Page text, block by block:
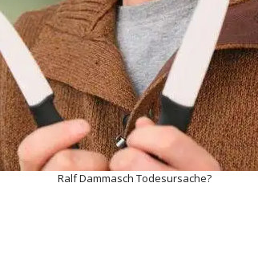
Ralf Dammasch Todesursache?